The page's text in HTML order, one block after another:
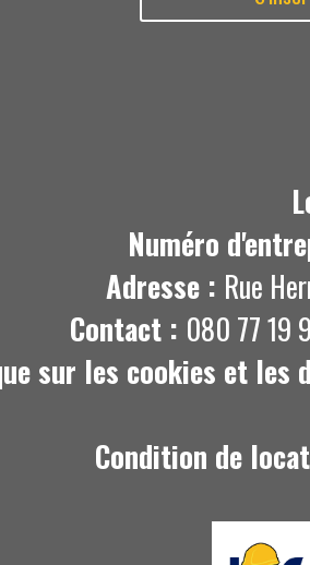
Numéro
Adresse : Rue
Contact : 080 77 19
sur les cookies et les
Condition de